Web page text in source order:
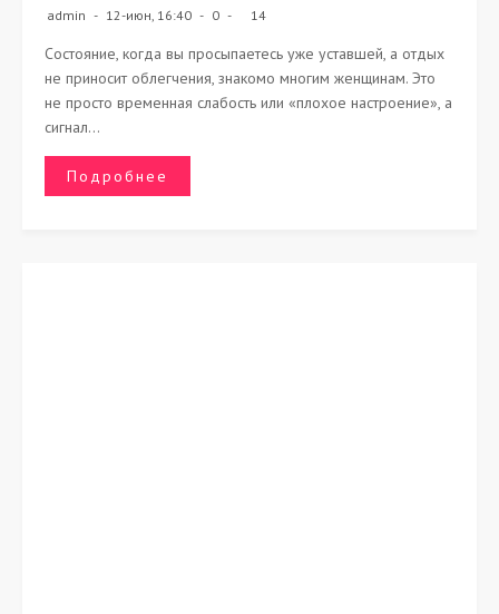
admin 12-июн, 16:40 0 14
Состояние, когда вы просыпаетесь уже уставшей, а отдых
не приносит облегчения, знакомо многим женщинам. Это
не просто временная слабость или «плохое настроение», а
сигнал...
Подробнее